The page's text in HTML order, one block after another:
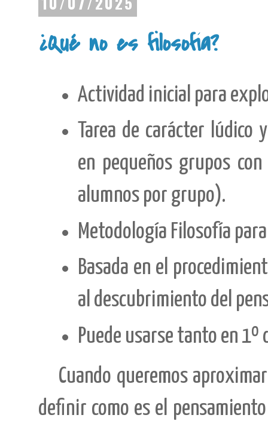
¿Qué no es filosofía?
Actividad inicial para
Tarea de carácter
en pequeños grupos
alumnos por grupo).
Metodología Filosofía
Basada en el
al descubrimiento del
Puede usarse tanto en 1º
Cuando queremos
definir como es el